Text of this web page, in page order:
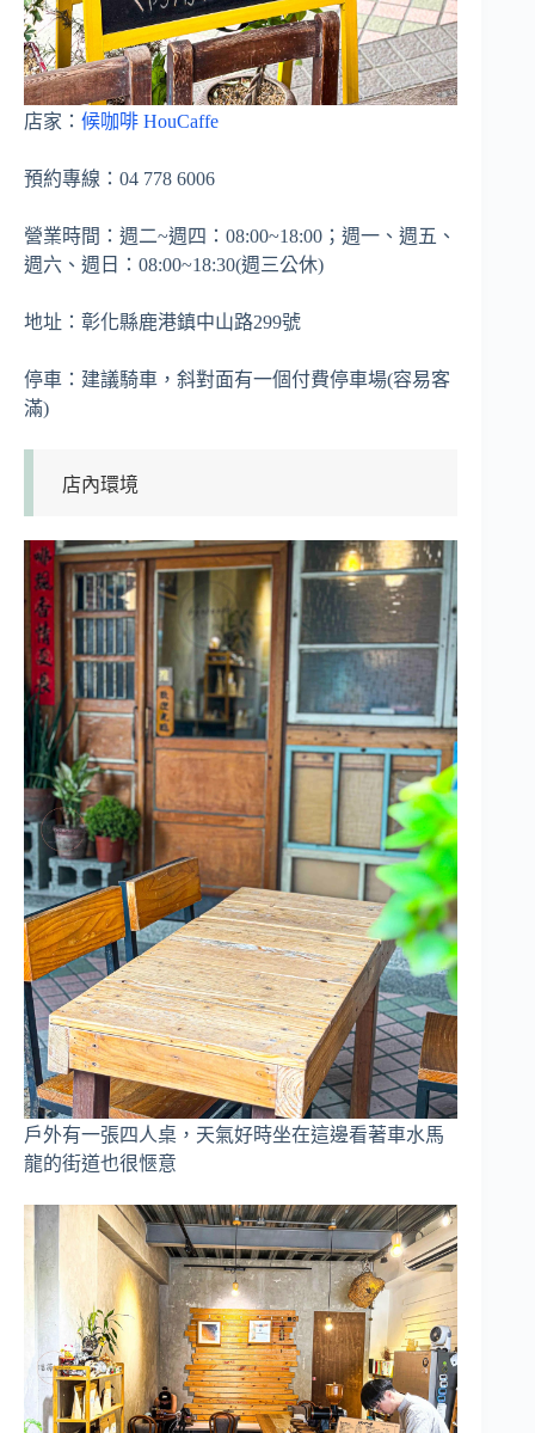
店家： 候咖啡 HouCaffe
預約專線：04 778 6006
營業時間：週二~週四：08:00~18:00；週一、週五、
週六、週日：08:00~18:30(週三公休)
地址：彰化縣鹿港鎮中山路299號
停車：建議騎車，斜對面有一個付費停車場(容易客
滿)
店內環境
戶外有一張四人桌，天氣好時坐在這邊看著車水馬
龍的街道也很愜意